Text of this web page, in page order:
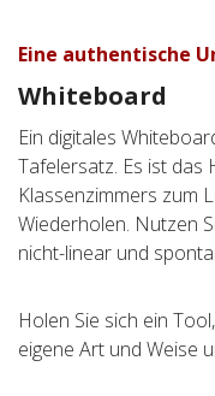
Eine authentische
Whiteboard
Ein digitales
Tafelersatz. Es ist das
Klassenzimmers zum
Wiederholen. Nutzen
nicht-linear und
Holen Sie sich ein
eigene Art und Weise
Ein Klassenzimmer
Classroom
Ein Klassenzimmer ist
stattfindet. Mit
Lernende